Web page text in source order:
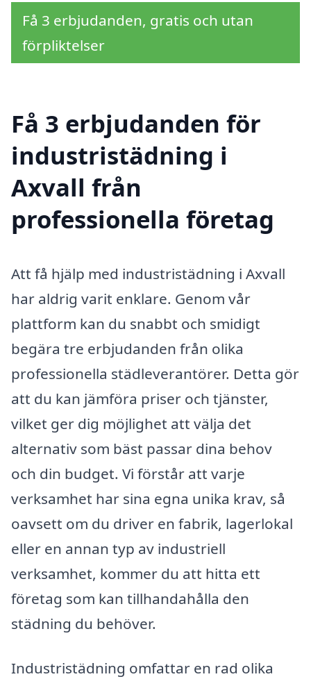
Få 3 erbjudanden, gratis och utan
förpliktelser
Få 3 erbjudanden för
industristädning i
Axvall från
professionella företag
Att få hjälp med industristädning i Axvall
har aldrig varit enklare. Genom vår
plattform kan du snabbt och smidigt
begära tre erbjudanden från olika
professionella städleverantörer. Detta gör
att du kan jämföra priser och tjänster,
vilket ger dig möjlighet att välja det
alternativ som bäst passar dina behov
och din budget. Vi förstår att varje
verksamhet har sina egna unika krav, så
oavsett om du driver en fabrik, lagerlokal
eller en annan typ av industriell
verksamhet, kommer du att hitta ett
företag som kan tillhandahålla den
städning du behöver.
Industristädning omfattar en rad olika